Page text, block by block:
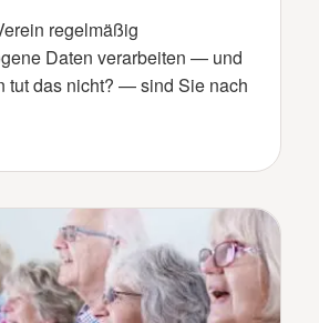
regelmäßig
Daten verarbeiten — und
tut das nicht? — sind Sie nach